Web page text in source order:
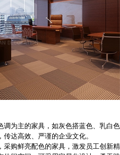
为主的家具，如灰色搭蓝色、乳白色
达高效、严谨的企业文化。
购鲜亮配色的家具，激发员工创新精